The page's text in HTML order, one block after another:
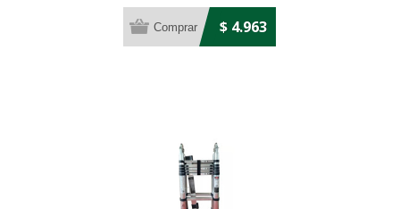
$ 4.963